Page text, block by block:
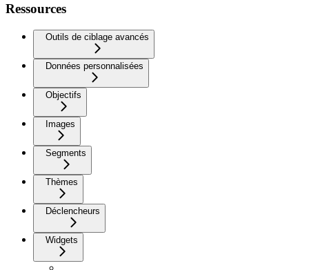
Ressources
Outils de ciblage avancés
Données personnalisées
Objectifs
Images
Segments
Thèmes
Déclencheurs
Widgets